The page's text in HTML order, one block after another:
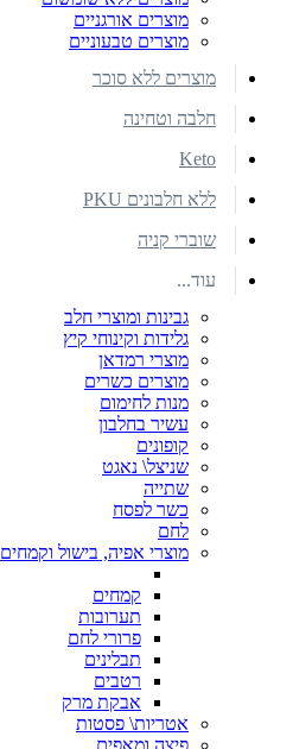
מוצרים אורגניים
מוצרים טבעוניים
מוצרים ללא סוכר
חלבה וטחינה
Keto
ללא חלבונים PKU
שוברי קניה
עוד...
גבינות ומוצרי חלב
גלידות וקינוחי קיץ
מוצרי רמדאן
מוצרים כשרים
מנות לחימום
עשיר בחלבון
קופונים
שניצל\ נאגט
שתייה
כשר לפסח
לחם
מוצרי אפיה, בישול וקמחים
קמחים
תערובות
פרורי לחם
תבלינים
רטבים
אבקת מרק
אטריות\ פסטות
פיצה ומאפים